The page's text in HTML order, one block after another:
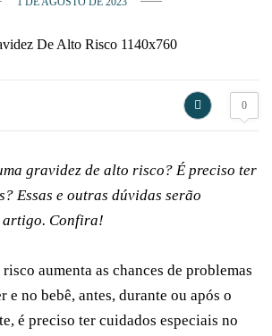
0
gravidez de alto risco? É preciso ter
Essas e outras dúvidas serão
artigo. Confira!
aumenta as chances de problemas
e no bebê, antes, durante ou após o
é preciso ter cuidados especiais no